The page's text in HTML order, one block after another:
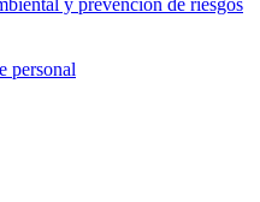
y prevención de riesgos
personal